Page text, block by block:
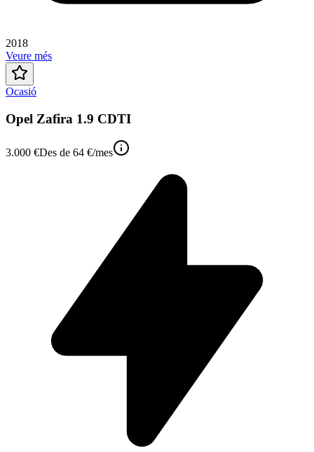
2018
Veure més
Ocasió
Opel Zafira 1.9 CDTI
3.000 €Des de 64 €/mes